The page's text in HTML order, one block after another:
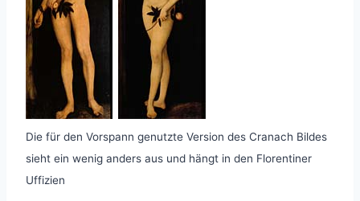
Die für den Vorspann genutzte Version des Cranach Bildes
sieht ein wenig anders aus und hängt in den Florentiner
Uffizien